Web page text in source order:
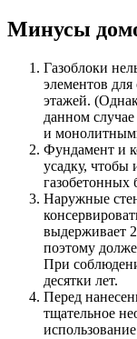
Минусы
Газоблоки
элементов для
этажей.
данном
и
Фундамент и
усадку, чтобы
газобетонных
Наружные
выдерживает
поэтому
При
десятки лет.
Перед
тщательное